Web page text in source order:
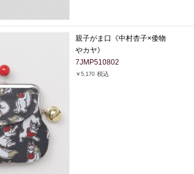
親子がま口《中村杏子×倭物
やカヤ》
7JMP510802
￥5,170 税込